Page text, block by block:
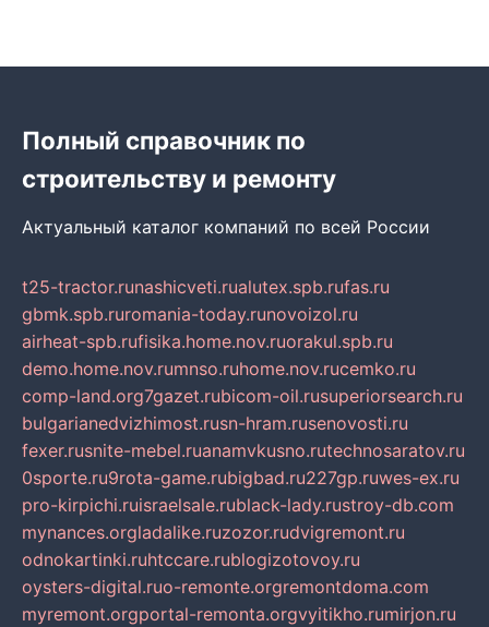
Полный справочник по
строительству и ремонту
Актуальный каталог компаний по всей России
t25-tractor.runashicveti.rualutex.spb.rufas.ru
gbmk.spb.ruromania-today.runovoizol.ru
airheat-spb.rufisika.home.nov.ruorakul.spb.ru
demo.home.nov.rumnso.ruhome.nov.rucemko.ru
comp-land.org7gazet.rubicom-oil.rusuperiorsearch.ru
bulgarianedvizhimost.rusn-hram.rusenovosti.ru
fexer.rusnite-mebel.ruanamvkusno.rutechnosaratov.ru
0sporte.ru9rota-game.rubigbad.ru227gp.ruwes-ex.ru
pro-kirpichi.ruisraelsale.rublack-lady.rustroy-db.com
mynances.orgladalike.ruzozor.rudvigremont.ru
odnokartinki.ruhtccare.rublogizotovoy.ru
oysters-digital.ruo-remonte.orgremontdoma.com
myremont.orgportal-remonta.orgvyitikho.rumirjon.ru